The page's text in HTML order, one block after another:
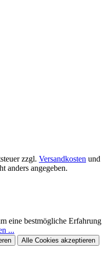
zzgl. Versandkosten und
anders angegeben.
eine bestmögliche Erfahrung
...
Alle Cookies akzeptieren